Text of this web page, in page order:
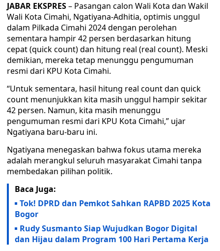
JABAR EKSPRES– Pasangan calon Wali Kota dan Wakil
Wali Kota Cimahi, Ngatiyana-Adhitia, optimis unggul
dalam Pilkada Cimahi 2024 dengan perolehan
sementara hampir 42 persen berdasarkan hitung
cepat (quick count) dan hitung real (real count). Meski
demikian, mereka tetap menunggu pengumuman
resmi dari KPU Kota Cimahi.
“Untuk sementara, hasil hitung real count dan quick
count menunjukkan kita masih unggul hampir sekitar
42 persen. Namun, kita masih menunggu
pengumuman resmi dari KPU Kota Cimahi,” ujar
Ngatiyana baru-baru ini.
Ngatiyana menegaskan bahwa fokus utama mereka
adalah merangkul seluruh masyarakat Cimahi tanpa
membedakan pilihan politik.
Baca Juga:
Tok! DPRD dan Pemkot Sahkan RAPBD 2025 Kota
Bogor
Rudy Susmanto Siap Wujudkan Bogor Digital
dan Hijau dalam Program 100 Hari Pertama Kerja